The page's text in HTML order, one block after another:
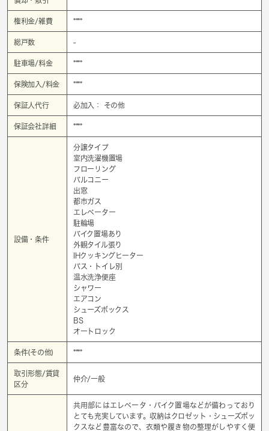
権利金/雑費 ****
総戸数 -
駐車場/料金 ****
保険加入/料金 ****
保証人代行 必加入： その他
保証会社詳細 ****
設備・条件
分譲タイプ
室内洗濯機置場
フローリング
バルコニー
出窓
都市ガス
エレベーター
駐輪場
バイク置場あり
外観タイル張り
IHクッキングヒーター
バス・トイレ別
温水洗浄便座
シャワー
エアコン
シューズボックス
BS
オートロック
条件(その他) ****
取引形態/賃貸
区分
仲介/一般
共用部にはエレベータ・バイク置場などが備わっており
とても充実しています。収納はクロゼット・シューズボッ
クスなど豊富なので、衣類や履き物の整理がしやすく便